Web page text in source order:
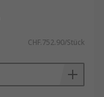
CHF.752.90/Stück